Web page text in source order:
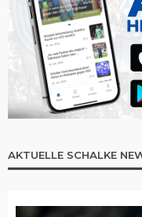
AKTUELLE SCHALKE